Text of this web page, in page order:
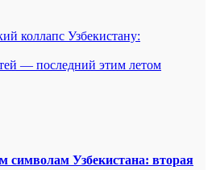
коллапс Узбекистану:
— последний этим летом
символам Узбекистана: вторая